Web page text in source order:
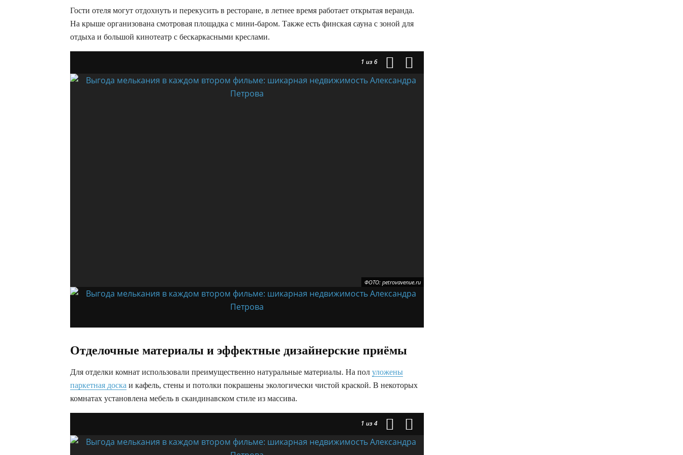
Гости отеля могут отдохнуть и перекусить в ресторане, в летнее время работает открытая веранда.
На крыше организована смотровая площадка с мини-баром. Также есть финская сауна с зоной для
отдыха и большой кинотеатр с бескаркасными креслами.
1 из 6
ФОТО: petrovavenue.ru
Отделочные материалы и эффектные дизайнерские приёмы
Для отделки комнат использовали преимущественно натуральные материалы. На пол уложены
паркетная доска и кафель, стены и потолки покрашены экологически чистой краской. В некоторых
комнатах установлена мебель в скандинавском стиле из массива.
1 из 4